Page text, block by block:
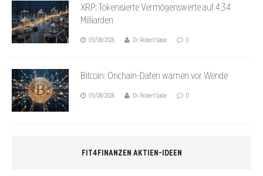
XRP: Tokenisierte Vermögenswerte auf 4,34
Milliarden
05/08/2026 Dr. Robert Sasse 0
Bitcoin: Onchain-Daten warnen vor Wende
05/08/2026 Dr. Robert Sasse 0
FIT4FINANZEN AKTIEN-IDEEN